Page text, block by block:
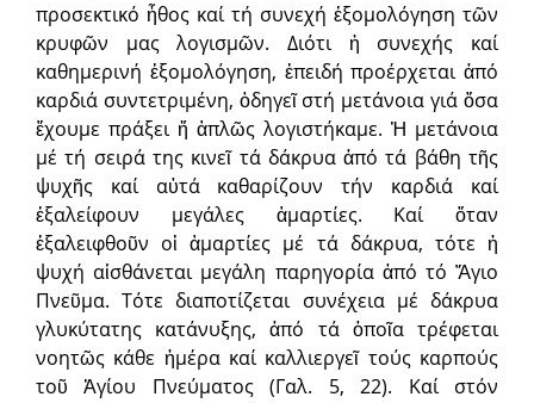
προσεκτικό ἦθος καί τή συνεχή ἐξομολόγηση τῶν
κρυφῶν μας λογισμῶν. Διότι ἡ συνεχής καί
καθημερινή ἐξομολόγηση, ἐπειδή προέρχεται ἀπό
καρδιά συντετριμένη, ὁδηγεῖ στή μετάνοια γιά ὅσα
ἔχουμε πράξει ἤ ἁπλῶς λογιστήκαμε. Ἡ μετάνοια
μέ τή σειρά της κινεῖ τά δάκρυα ἀπό τά βάθη τῆς
ψυχῆς καί αὐτά καθαρίζουν τήν καρδιά καί
ἐξαλείφουν μεγάλες ἁμαρτίες. Καί ὅταν
ἐξαλειφθοῦν οἱ ἁμαρτίες μέ τά δάκρυα, τότε ἡ
ψυχή αἰσθάνεται μεγάλη παρηγορία ἀπό τό Ἅγιο
Πνεῦμα. Τότε διαποτίζεται συνέχεια μέ δάκρυα
γλυκύτατης κατάνυξης, ἀπό τά ὁποῖα τρέφεται
νοητῶς κάθε ἡμέρα καί καλλιεργεῖ τούς καρπούς
τοῦ Ἁγίου Πνεύματος (Γαλ. 5, 22). Καί στόν